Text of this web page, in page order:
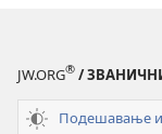
JW.ORG® /
Подешавање